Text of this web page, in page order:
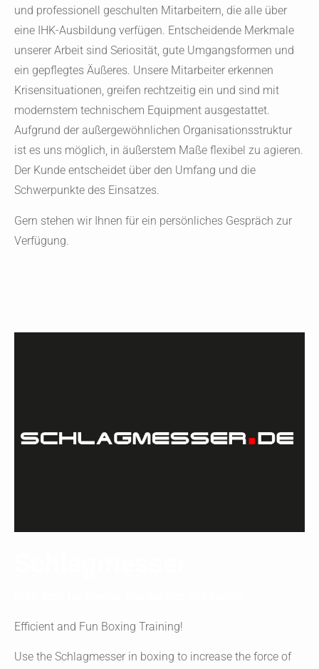
und professionell geschulten Mitarbeitern, die alle über
eine IHK-Ausbildung verfügen. Entscheidende Merkmale
unserer Arbeit sind Seriosität, gute Umgangsformen und
ein gepflegtes Äußeres. Unsere Mitarbeiter erkennen
Krisensituationen, greifen rechtzeitig ein und sind mit
modernstem technischem Equipment ausgestattet.
Aufgrund der außergewöhnlichen Organisationsstruktur
ist es uns möglich, in äußerstem Maße flexibel zu agieren.
Der Kunde entscheidet über den Umfang und die
Schwerpunkte des Einsatzes.
Gern stehen wir Ihnen für ein persönliches Gespräch zur
Verfügung.
Efficient and Fun Boxing Training!
Use the Schlagmesser in boxing to increase the force of